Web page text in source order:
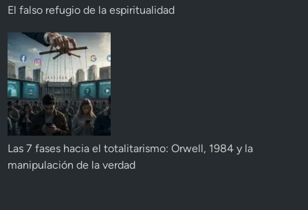
El falso refugio de la espiritualidad
Las 7 fases hacia el totalitarismo: Orwell, 1984 y la
manipulación de la verdad